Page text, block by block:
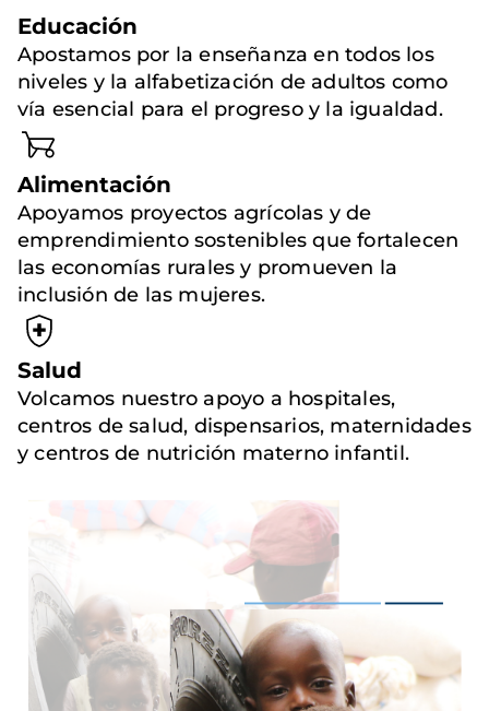
Educación
Apostamos por la enseñanza en todos los
niveles y la alfabetización de adultos como
vía esencial para el progreso y la igualdad.
Alimentación
Apoyamos proyectos agrícolas y de
emprendimiento sostenibles que fortalecen
las economías rurales y promueven la
inclusión de las mujeres.
Salud
Volcamos nuestro apoyo a hospitales,
centros de salud, dispensarios, maternidades
y centros de nutrición materno infantil.